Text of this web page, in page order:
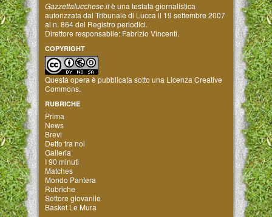
Gazzettalucchese.itè una testata giornalistica
autorizzata dal Tribunale di Lucca il 19 settembre 2007
al n. 864 del Registro periodici.
Direttore responsabile: Fabrizio Vincenti.
COPYRIGHT
Questa opera è pubblicata sotto una Licenza Creative
Commons.
RUBRICHE
Prima
News
Brevi
Detto tra noi
Galleria
I 90 minuti
Matches
Mondo Pantera
Rubriche
Settore giovanile
Basket Le Mura